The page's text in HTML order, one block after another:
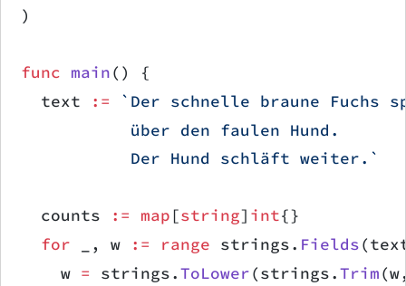
)
func main() {
	text
:= `Der schnelle braune Fuchs
	         über den faulen Hund.
	         Der Hund schläft weiter.`
	counts
:= map[string] int{}
	for
_, w := range strings. Fields
		w
= strings.ToLower(strings.Trim